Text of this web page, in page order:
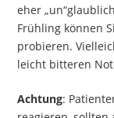
eher
Frühling können
probieren.
leicht bitteren
Achtung: